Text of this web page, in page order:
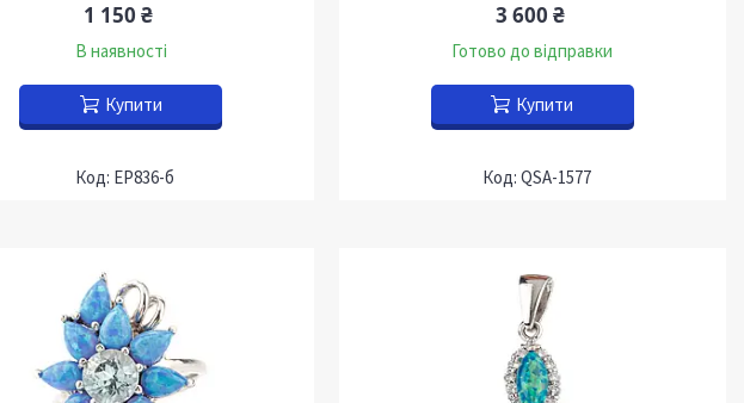
1 150 ₴
В наявності
Купити
EP836-б
3 600 ₴
Готово до відправки
Купити
QSA-1577